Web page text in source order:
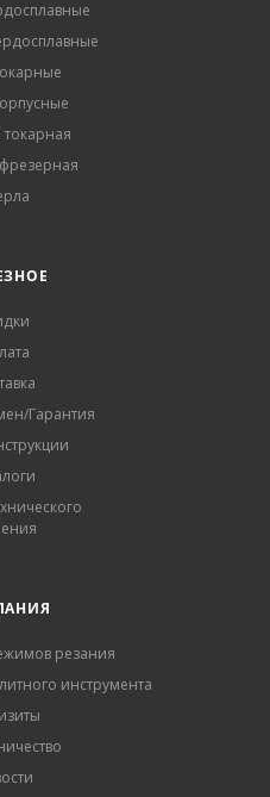
токарная
Гарантия
резания
инструмента